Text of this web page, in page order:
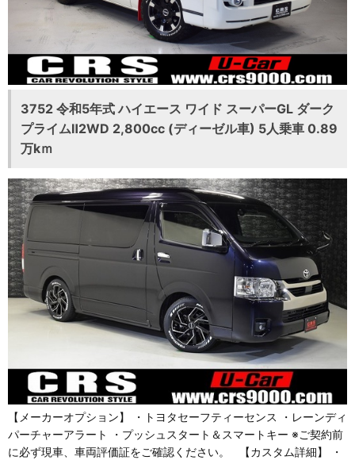
3752 令和5年式 ハイエース ワイド スーパーGL ダーク
プライムⅡ2WD 2,800cc (ディーゼル車) 5人乗車 0.89
万kｍ
【メーカーオプション】 ・トヨタセーフティーセンス ・レーンディ
パーチャーアラート ・プッシュスタート＆スマートキー ※ご契約前
に必ず現車、車両評価証をご確認ください。 【カスタム詳細】 ・